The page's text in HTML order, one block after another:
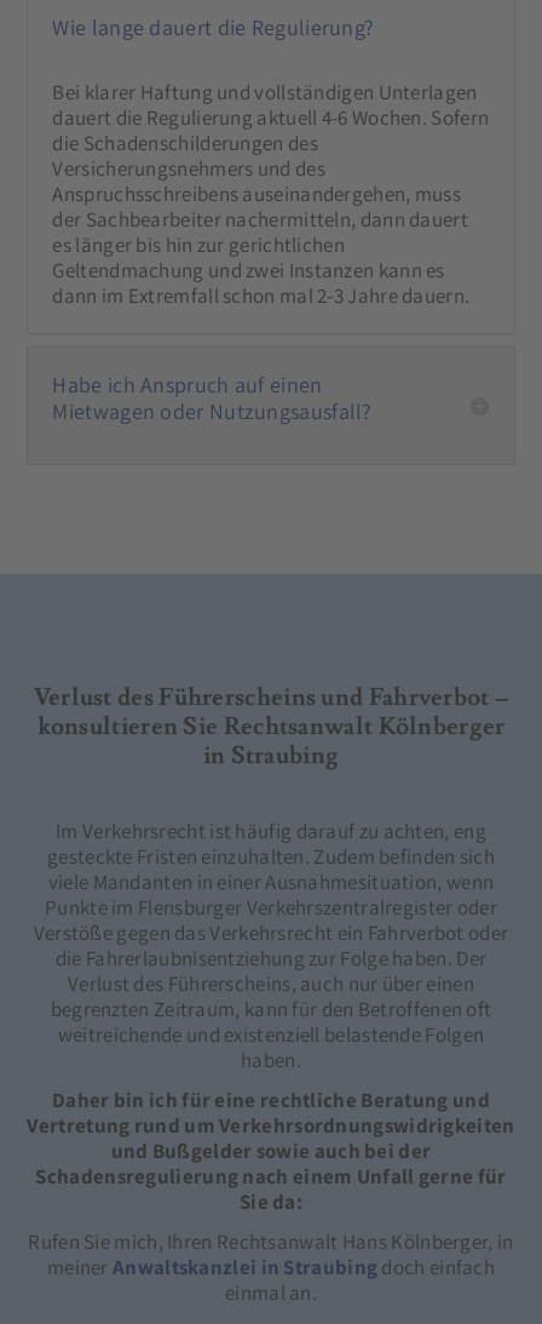
Wie lange dauert die Regulierung?
Bei klarer Haftung und vollständigen Unterlagen
dauert die Regulierung aktuell 4-6 Wochen. Sofern
die Schadenschilderungen des
Versicherungsnehmers und des
Anspruchsschreibens auseinandergehen, muss
der Sachbearbeiter nachermitteln, dann dauert
es länger bis hin zur gerichtlichen
Geltendmachung und zwei Instanzen kann es
dann im Extremfall schon mal 2-3 Jahre dauern.
Habe ich Anspruch auf einen
Mietwagen oder Nutzungsausfall?
Verlust des Führerscheins und Fahrverbot –
konsultieren Sie Rechtsanwalt Kölnberger
in Straubing
Im Verkehrsrecht ist häufig darauf zu achten, eng
gesteckte Fristen einzuhalten. Zudem befinden sich
viele Mandanten in einer Ausnahmesituation, wenn
Punkte im Flensburger Verkehrszentralregister oder
Verstöße gegen das Verkehrsrecht ein Fahrverbot oder
die Fahrerlaubnisentziehung zur Folge haben. Der
Verlust des Führerscheins, auch nur über einen
begrenzten Zeitraum, kann für den Betroffenen oft
weitreichende und existenziell belastende Folgen
haben.
Daher bin ich für eine rechtliche Beratung und
Vertretung rund um Verkehrsordnungswidrigkeiten
und Bußgelder sowie auch bei der
Schadensregulierung nach einem Unfall gerne für
Sie da:
Rufen Sie mich, Ihren Rechtsanwalt Hans Kölnberger, in
meinerAnwaltskanzlei in Straubingdoch einfach
einmal an.